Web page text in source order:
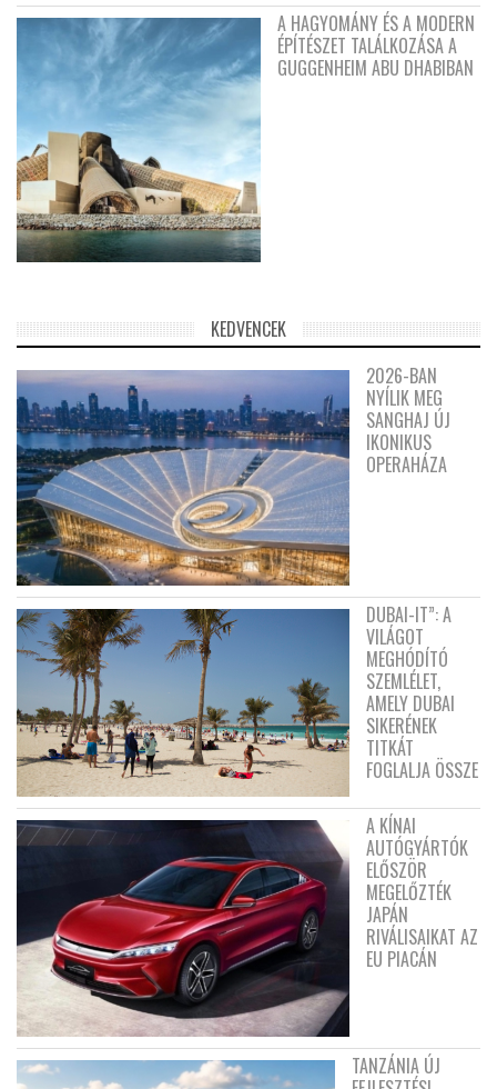
A HAGYOMÁNY ÉS A MODERN
ÉPÍTÉSZET TALÁLKOZÁSA A
GUGGENHEIM ABU DHABIBAN
KEDVENCEK
2026-BAN
NYÍLIK MEG
SANGHAJ ÚJ
IKONIKUS
OPERAHÁZA
DUBAI-IT”: A
VILÁGOT
MEGHÓDÍTÓ
SZEMLÉLET,
AMELY DUBAI
SIKERÉNEK
TITKÁT
FOGLALJA ÖSSZE
A KÍNAI
AUTÓGYÁRTÓK
ELŐSZÖR
MEGELŐZTÉK
JAPÁN
RIVÁLISAIKAT AZ
EU PIACÁN
TANZÁNIA ÚJ